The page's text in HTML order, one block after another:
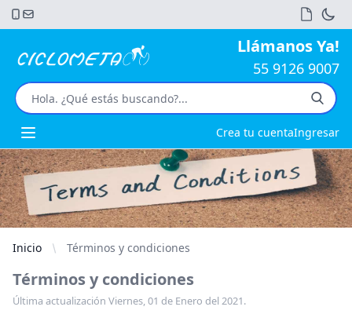
Llámanos Ya!
55 9126 9007
Open main menu Crea tu cuentaIngresar
Inicio Términos y condiciones
Términos y condiciones
Última actualización Viernes, 01 de Enero del 2021.